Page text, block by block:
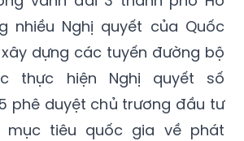
nhiều Nghị quyết của Quốc
dựng các tuyến đường bộ
thực hiện Nghị quyết số
phê duyệt chủ trương đầu tư
mục tiêu quốc gia về phát